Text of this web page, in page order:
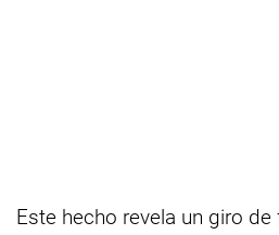
Este hecho revela un giro